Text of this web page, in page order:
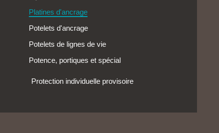
Platines d'ancrage
Potelets d'ancrage
Potelets de lignes de vie
Potence, portiques et spécial
Protection individuelle provisoire